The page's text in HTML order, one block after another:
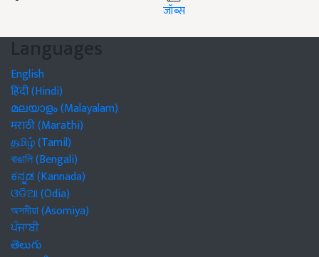
जॉब्स
Languages
English
हिंदी (Hindi)
മലയാളം (Malayalam)
मराठी (Marathi)
தமிழ் (Tamil)
বাঙালি (Bengali)
ಕನ್ನಡ (Kannada)
ଓଡିଆ (Odia)
অসমীয়া (Asomiya)
ਪੰਜਾਬੀ
తెలుగు